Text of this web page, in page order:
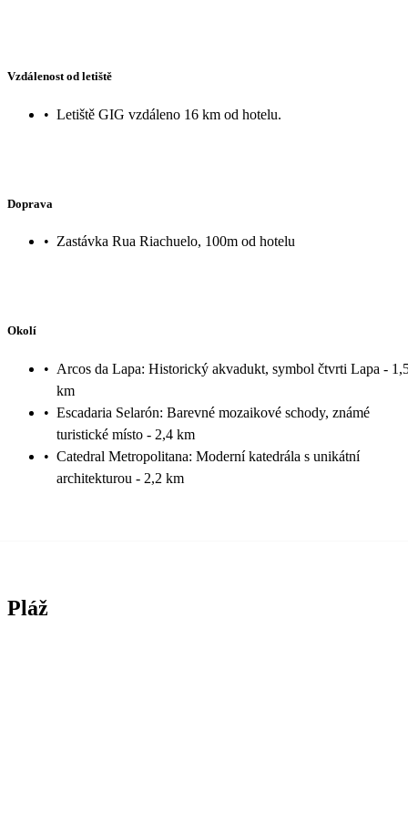
Vzdálenost od letiště
• Letiště GIG vzdáleno 16 km od hotelu.
Doprava
• Zastávka Rua Riachuelo, 100m od hotelu
Okolí
• Arcos da Lapa: Historický akvadukt, symbol čtvrti Lapa -
km
• Escadaria Selarón: Barevné mozaikové schody, známé
turistické místo - 2,4 km
• Catedral Metropolitana: Moderní katedrála s unikátní
architekturou - 2,2 km
Pláž